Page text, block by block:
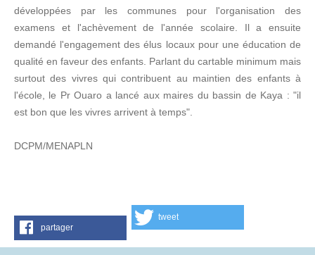
développées par les communes pour l'organisation des
examens et l'achèvement de l'année scolaire. Il a ensuite
demandé l'engagement des élus locaux pour une éducation de
qualité en faveur des enfants. Parlant du cartable minimum mais
surtout des vivres qui contribuent au maintien des enfants à
l'école, le Pr Ouaro a lancé aux maires du bassin de Kaya : "il
est bon que les vivres arrivent à temps".
DCPM/MENAPLN
partager
tweet